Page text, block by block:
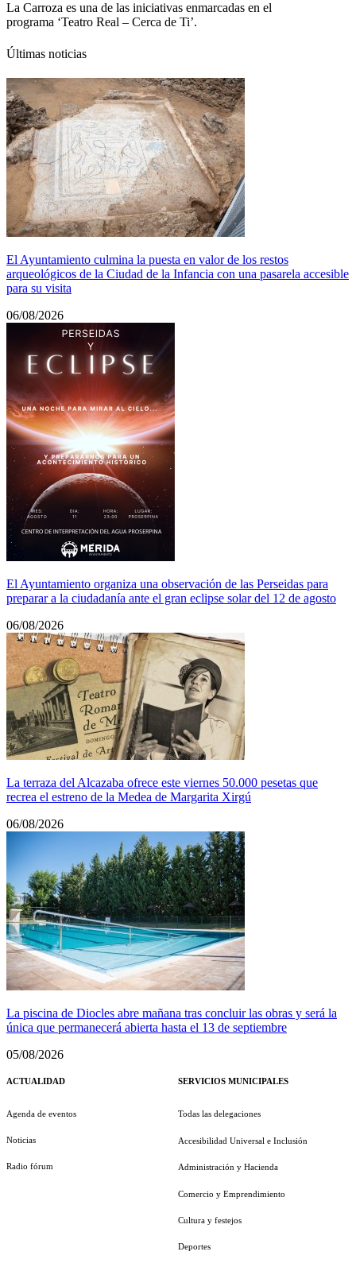
La Carroza es una de las iniciativas enmarcadas en el
programa ‘Teatro Real – Cerca de Ti’.
Últimas noticias
El Ayuntamiento culmina la puesta en valor de los restos
arqueológicos de la Ciudad de la Infancia con una pasarela accesible
para su visita
06/08/2026
El Ayuntamiento organiza una observación de las Perseidas para
preparar a la ciudadanía ante el gran eclipse solar del 12 de agosto
06/08/2026
La terraza del Alcazaba ofrece este viernes 50.000 pesetas que
recrea el estreno de la Medea de Margarita Xirgú
06/08/2026
La piscina de Diocles abre mañana tras concluir las obras y será la
única que permanecerá abierta hasta el 13 de septiembre
05/08/2026
ACTUALIDAD
Agenda de eventos
Noticias
Radio fórum
SERVICIOS MUNICIPALES
Todas las delegaciones
Accesibilidad Universal e Inclusión
Administración y Hacienda
Comercio y Emprendimiento
Cultura y festejos
Deportes